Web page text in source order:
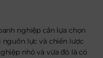
nghiệp cần lựa chọn
lực và chiến lược
nhỏ và vừa đó là có